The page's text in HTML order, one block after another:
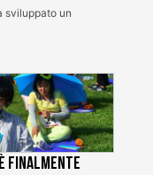
sviluppato un
finalmente